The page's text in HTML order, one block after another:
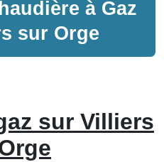
à Gaz
sur Orge
sur Villiers